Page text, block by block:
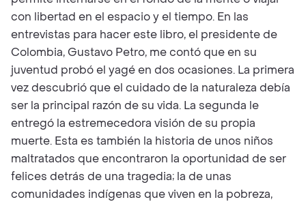
con libertad en el espacio y el tiempo. En las
entrevistas para hacer este libro, el presidente de
Colombia, Gustavo Petro, me contó que en su
juventud probó el yagé en dos ocasiones. La primera
vez descubrió que el cuidado de la naturaleza debía
ser la principal razón de su vida. La segunda le
entregó la estremecedora visión de su propia
muerte. Esta es también la historia de unos niños
maltratados que encontraron la oportunidad de ser
felices detrás de una tragedia; la de unas
comunidades indígenas que viven en la pobreza,